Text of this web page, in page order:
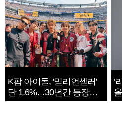
K팝 아이돌, '밀리언셀러'
단 1.6%…30년간 등장
1182개팀 전수조사
‘